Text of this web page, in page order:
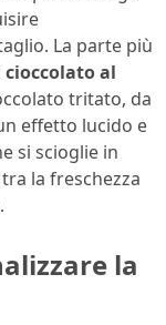
La parte più
al
tritato, da
effetto lucido e
si scioglie in
la freschezza
la